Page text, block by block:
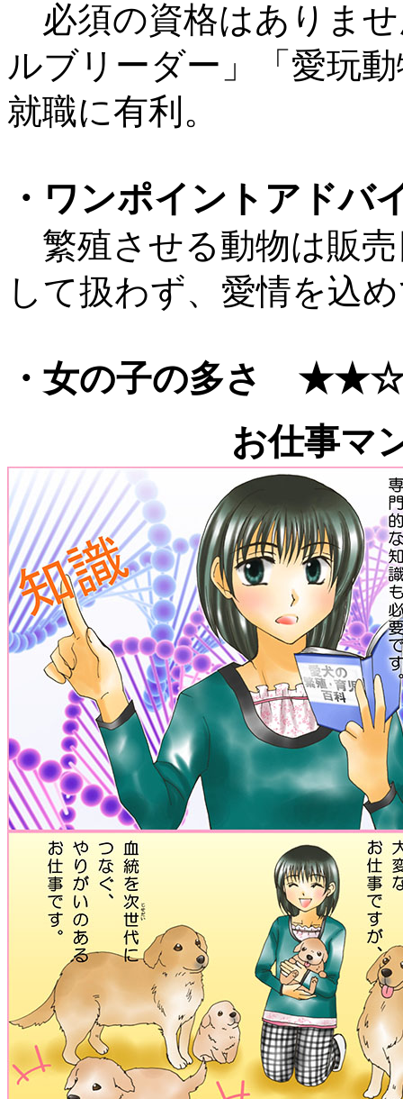
必須の資格はありま
ルブリーダー」「愛玩
就職に有利。
・ワンポイントアドバ
繁殖させる動物は販売
して扱わず、愛情を込
・女の子の多さ
お仕事マ